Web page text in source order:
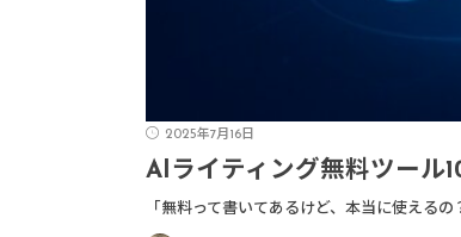
2025年7月16日
AIライティング無料ツール
「無料って書いてあるけど、本当に使える